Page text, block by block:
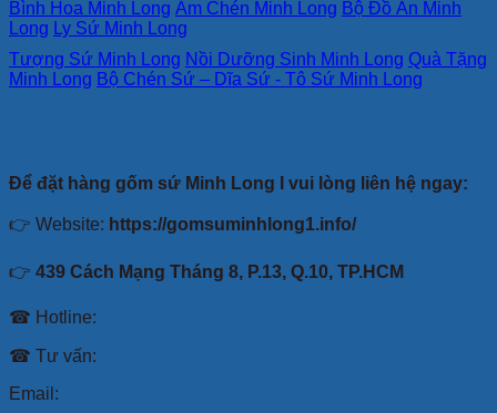
Bình Hoa Minh Long Ấm Chén Minh Long Bộ Đồ Ăn Minh
Long Ly Sứ Minh Long
Tượng Sứ Minh Long Nồi Dưỡng Sinh Minh Long Quà Tặng
Minh Long Bộ Chén Sứ – Dĩa Sứ - Tô Sứ Minh Long
Để đặt hàng gốm sứ Minh Long I vui lòng liên hệ ngay:
👉 Website: https://gomsuminhlong1.info/
👉 439 Cách Mạng Tháng 8, P.13, Q.10, TP.HCM
☎ Hotline:
☎ Tư vấn:
Email: